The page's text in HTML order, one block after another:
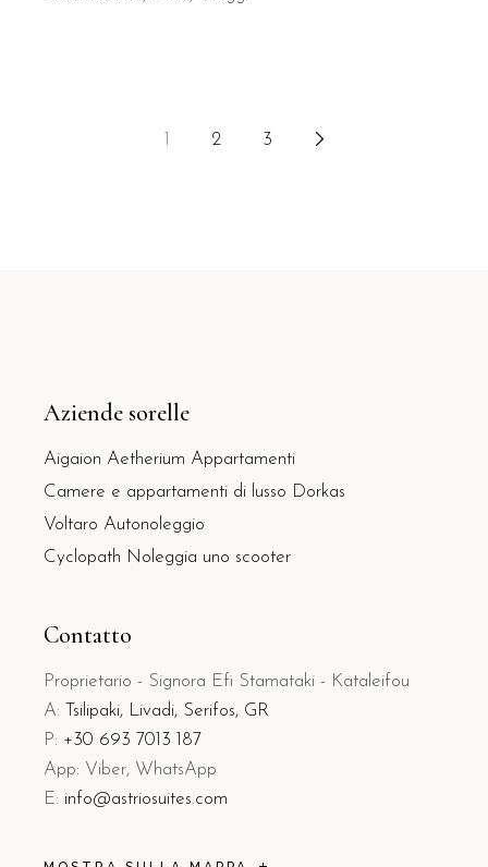
2 3
Aziende sorelle
Aigaion Aetherium Appartamenti
Camere e appartamenti di lusso Dorkas
Voltaro Autonoleggio
Cyclopath Noleggia uno scooter
Contatto
Proprietario - Signora Efi Stamataki - Kataleifou
A:
Tsilipaki, Livadi, Serifos, GR
P: +30 693 7013 187
App: Viber, WhatsApp
E: info@astriosuites.com